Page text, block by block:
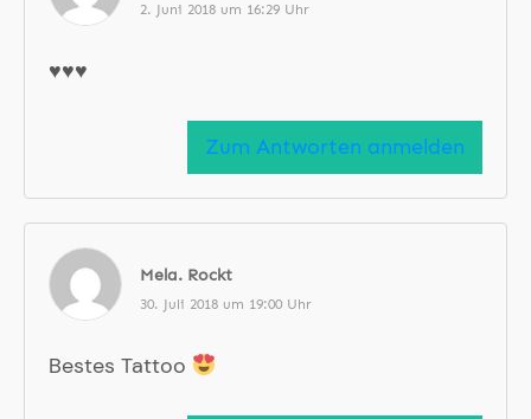
2. Juni 2018 um 16:29 Uhr
♥️♥️♥️
Zum Antworten anmelden
Mela. Rockt
30. Juli 2018 um 19:00 Uhr
Bestes Tattoo